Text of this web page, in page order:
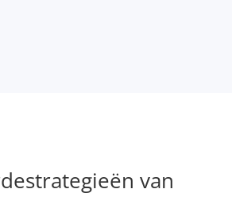
van